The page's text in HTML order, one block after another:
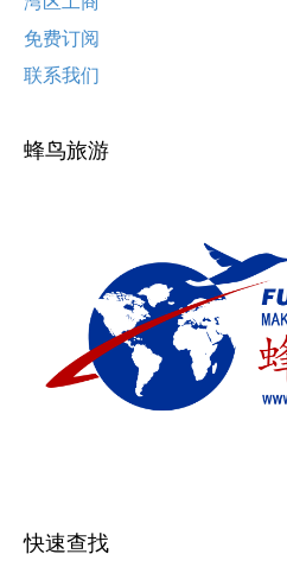
免费订阅
联系我们
蜂鸟旅游
快速查找